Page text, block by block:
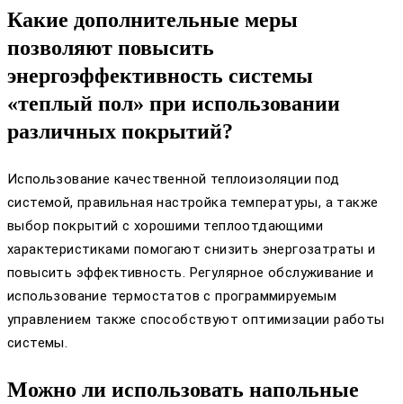
Какие дополнительные меры
позволяют повысить
энергоэффективность системы
«теплый пол» при использовании
различных покрытий?
Использование качественной теплоизоляции под
системой, правильная настройка температуры, а также
выбор покрытий с хорошими теплоотдающими
характеристиками помогают снизить энергозатраты и
повысить эффективность. Регулярное обслуживание и
использование термостатов с программируемым
управлением также способствуют оптимизации работы
системы.
Можно ли использовать напольные